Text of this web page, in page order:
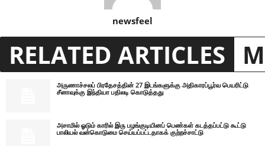
newsfeel
RELATED ARTICLES
அருணாச்சலப் பிரதேசத்தின் 27 இடங்களுக்கு அதிகாரப்பூர்வ பெயரிட்டு
சீனாவுக்கு இந்தியா பதிலடி கொடுத்தது
அசாமில் ஓடும் காரில் இரு பழங்குடியினப் பெண்கள் கடத்தப்பட்டு கூட்டு
பாலியல் வன்கொடுமை செய்யப்பட்டதாகக் குற்றச்சாட்டு